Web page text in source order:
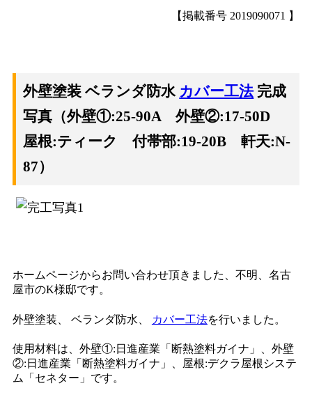
【掲載番号 2019090071 】
外壁塗装 ベランダ防水 カバー工法完成
写真（外壁①:25-90A 外壁②:17-50D
屋根:ティーク 付帯部:19-20B 軒天:N-
87）
ホームページからお問い合わせ頂きました、不明、名古
屋市のK様邸です。
外壁塗装、 ベランダ防水、 カバー工法を行いました。
使用材料は、外壁①:日進産業「断熱塗料ガイナ」、外壁
②:日進産業「断熱塗料ガイナ」、屋根:デクラ屋根システ
ム「セネター」です。